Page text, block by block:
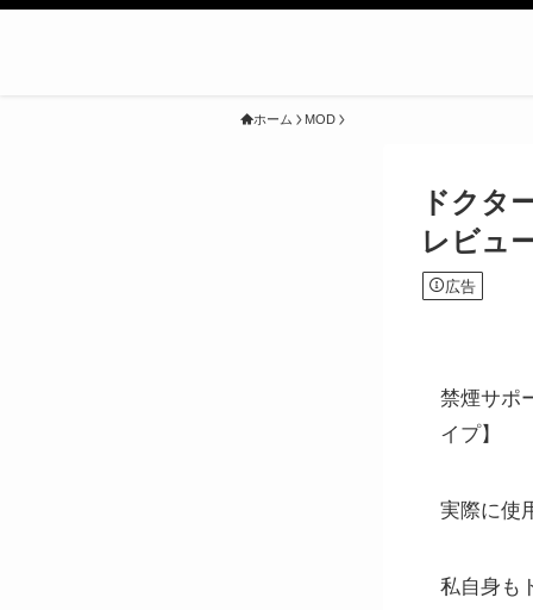
ホーム MOD
ドクタ
レビュ
広告
禁煙サポ
イプ】
実際に使
私自身も